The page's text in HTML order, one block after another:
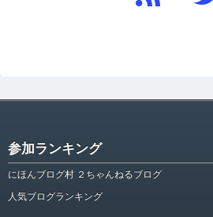
参加ランキング
にほんブログ村 ２ちゃんねるブログ
人気ブログランキング